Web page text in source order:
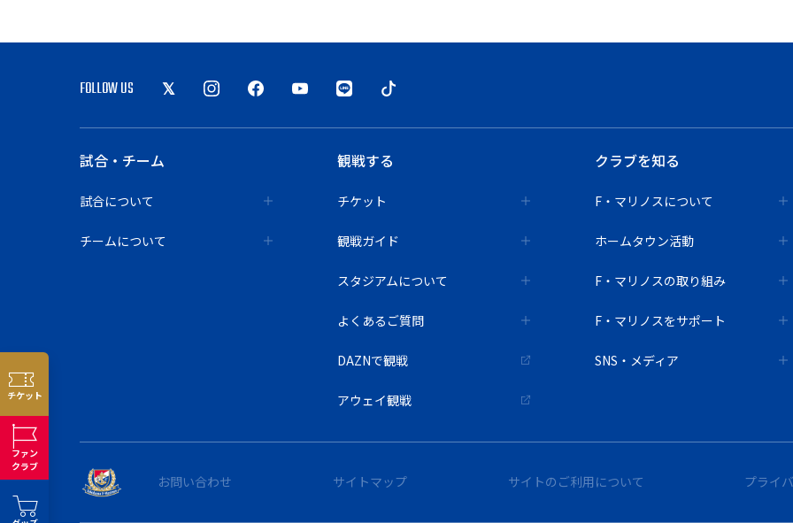
チケット
ファン
クラブ
FOLLOW US
試合・チーム
試合について
チームについて
観戦する
チケット
観戦ガイド
スタジアムについて
よくあるご質問
DAZNで観戦
アウェイ観戦
クラブを知る
F・マリノスについて
ホームタウン活動
F・マリノスの取り組み
F・マリノスをサポート
SNS・メディア
お問い合わせ サイトマップ サイトのご利用について プライ